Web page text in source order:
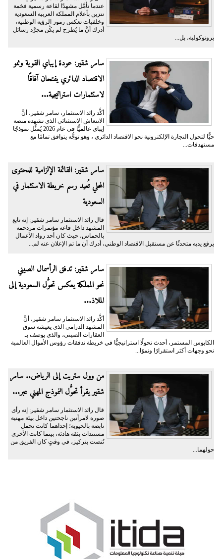
عندما تأمَّل مشهدًا لقاعة رسمية فخمة
تتزين بأعلام المملكة العربية السعودية
وخلفيات تعكس رموز الرؤية الوطنية،
أدرك أنَّ ما يُطرح لم يكُن مجرَّد رسائل
بروتوكولية، بل...
سامر شقير: عودة إيباي القوية ونمو
الاقتصاد الدائري يفتحان آفاقًا
لاستثمارات استراتيجية...
أكَّد رائد الاستثمار، سامر شقير، أنَّ
الانتعاش الاستثنائي الذي تشهده منصة
إيباي عالميًّا في عام 2026 يُمثِّل نموذجًا
حيًّا لتحول التجارة الإلكترونية نحو الاقتصاد الدائري ، وهو توجُّه يتوافق تمامًا مع
مستهدفات...
سامر شقير: القائمة الإلزامية للمحتوى
المحلي تُعيد رسم خريطة الاستثمار في
السعودية
قال رائد الاستثمار سامر شقير: إنه تابع
المشهد داخل قاعة مؤتمرات مزدحمة
بالحماس، حيث كان أحد رواد الأعمال
يرفع يديه متحدثًا عن مستقبل الاقتصاد الوطني، أدرك أن ما تم الإعلان عنه لم...
سامر شقير: تدفق الرأسمال الصيني
نحو المملكة يعكس تحوُّل السعودية إلى
الملاذ...
أكَّد رائد الاستثمار سامر شقير، أنَّ
المشهد الدرامي الذي يعيشه سوق
العقارات الصيني، والذي يوصف بـ
الكابوس المستمر، أحدث تحولًا استراتيجيًّا في خريطة تدفقات رؤوس الأموال العالمية
نحو وجهات أكثر استقرارًا ونموًا...
من وول ستريت إلى الرياض.. سامر
شقير يقرأ تحوُّل النموذج المهني عبر...
قال رائد الاستثمار سامر شقير: إنه رأى
صورة لامرأتين ناجحتين داخل بيئة مهنية
نابضة بالحيوية؛ إحداهما كانت تحمل
مستندات بثقة هادئة، بينما كانت الأخرى
تُنصت بتركيز، في وقتٍ كان الفريق من
حولهما...